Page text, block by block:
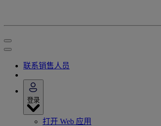
联系销售人员
登录
打开 Web 应用